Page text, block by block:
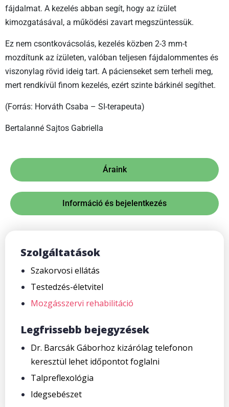
fájdalmat. A kezelés abban segít, hogy az ízület
kimozgatásával, a működési zavart megszüntessük.
Ez nem csontkovácsolás, kezelés közben 2-3 mm-t
mozdítunk az ízületen, valóban teljesen fájdalommentes és
viszonylag rövid ideig tart. A pácienseket sem terheli meg,
mert rendkívül finom kezelés, ezért szinte bárkinél segíthet.
(Forrás: Horváth Csaba – SI-terapeuta)
Bertalanné Sajtos Gabriella
Áraink
Információ és bejelentkezés
Szolgáltatások
Szakorvosi ellátás
Testedzés-életvitel
Mozgásszervi rehabilitáció
Legfrissebb bejegyzések
Dr. Barcsák Gáborhoz kizárólag telefonon
keresztül lehet időpontot foglalni
Talpreflexológia
Idegsebészet